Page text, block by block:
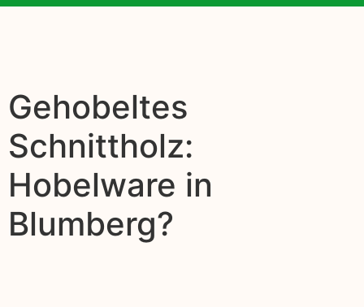
Gehobeltes
Schnittholz:
Hobelware in
Blumberg?